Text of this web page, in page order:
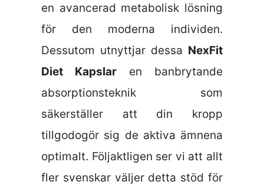
en avancerad metabolisk lösning
för den moderna individen.
Dessutom utnyttjar dessa NexFit
Diet Kapslar en banbrytande
absorptionsteknik som
säkerställer att din kropp
tillgodogör sig de aktiva ämnena
optimalt. Följaktligen ser vi att allt
fler svenskar väljer detta stöd för